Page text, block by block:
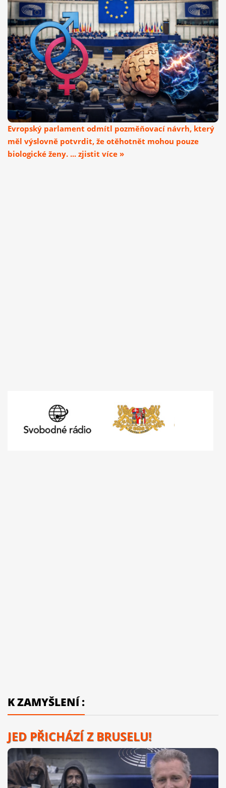
Evropský parlament odmítl pozměňovací návrh, který
měl výslovně potvrdit, že otěhotnět mohou pouze
biologické ženy. ... zjistit více »
K ZAMYŠLENÍ :
JED PŘICHÁZÍ Z BRUSELU!